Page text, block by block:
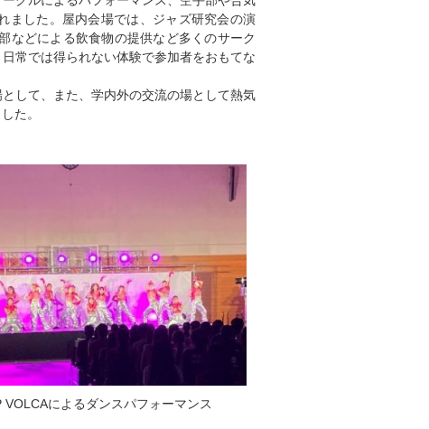
ました。屋内会場では、ジャズ研究会の演
などによる飲食物の提供など多くのサーク
常では得られない体験で参加者をおもてな
して、また、学内外の交流の場として熱気
た。
VOLCAによるダンスパフォーマンス